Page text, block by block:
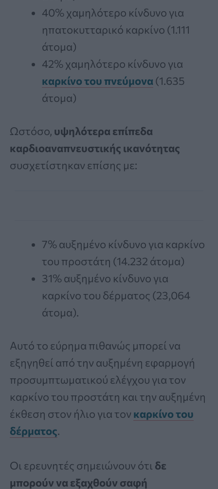
40% χαμηλότερο κίνδυνο για
ηπατοκυτταρικό καρκίνο (1.111
άτομα)
42% χαμηλότερο κίνδυνο για
καρκίνο του πνεύμονα (1.635
άτομα)
Ωστόσο, υψηλότερα επίπεδα
καρδιοαναπνευστικής ικανότητας
συσχετίστηκαν επίσης με:
7% αυξημένο κίνδυνο για καρκίνο
του προστάτη (14.232 άτομα)
31% αυξημένο κίνδυνο για
καρκίνο του δέρματος (23,064
άτομα).
Αυτό το εύρημα πιθανώς μπορεί να
εξηγηθεί από την αυξημένη εφαρμογή
προσυμπτωματικού ελέγχου για τον
καρκίνο του προστάτη και την αυξημένη
έκθεση στον ήλιο για τον καρκίνο του
δέρματος.
Οι ερευνητές σημειώνουν ότι δε
μπορούν να εξαχθούν σαφή